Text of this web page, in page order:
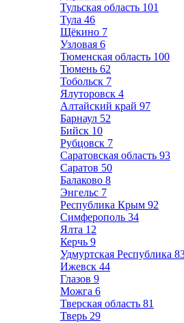
Тульская область 101
Тула 46
Щёкино 7
Узловая 6
Тюменская область 100
Тюмень 62
Тобольск 7
Ялуторовск 4
Алтайский край 97
Барнаул 52
Бийск 10
Рубцовск 7
Саратовская область 93
Саратов 50
Балаково 8
Энгельс 7
Республика Крым 92
Симферополь 34
Ялта 12
Керчь 9
Удмуртская Республика
Ижевск 44
Глазов 9
Можга 6
Тверская область 81
Тверь 29